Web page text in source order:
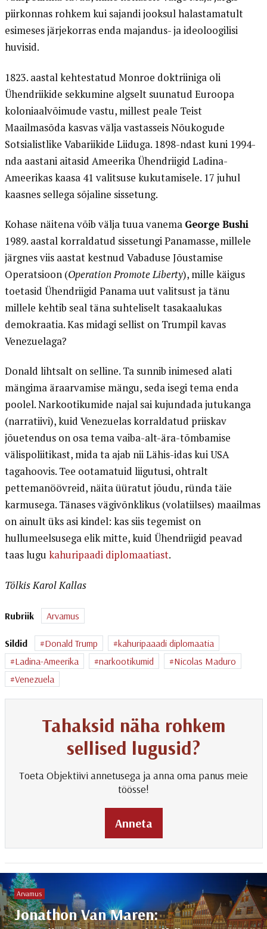
piirkonnas rohkem kui sajandi jooksul halastamatult
esimeses järjekorras enda majandus- ja ideoloogilisi
huvisid.
1823. aastal kehtestatud Monroe doktriiniga oli
Ühendriikide sekkumine algselt suunatud Euroopa
koloniaalvõimude vastu, millest peale Teist
Maailmasõda kasvas välja vastasseis Nõukogude
Sotsialistlike Vabariikide Liiduga. 1898-ndast kuni 1994-
nda aastani aitasid Ameerika Ühendriigid Ladina-
Ameerikas kaasa 41 valitsuse kukutamisele. 17 juhul
kaasnes sellega sõjaline sissetung.
Kohase näitena võib välja tuua vanema George Bushi
1989. aastal korraldatud sissetungi Panamasse, millele
järgnes viis aastat kestnud Vabaduse Jõustamise
Operatsioon (Operation Promote Liberty), mille käigus
toetasid Ühendriigid Panama uut valitsust ja tänu
millele kehtib seal täna suhteliselt tasakaalukas
demokraatia. Kas midagi sellist on Trumpil kavas
Venezuelaga?
Donald lihtsalt on selline. Ta sunnib inimesed alati
mängima äraarvamise mängu, seda isegi tema enda
poolel. Narkootikumide najal sai kujundada jutukanga
(narratiivi), kuid Venezuelas korraldatud priiskav
jõuetendus on osa tema vaiba-alt-ära-tõmbamise
välispoliitikast, mida ta ajab nii Lähis-idas kui USA
tagahoovis. Tee ootamatuid liigutusi, ohtralt
pettemanöövreid, näita üüratut jõudu, ründa täie
karmusega. Tänases vägivõnklikus (volatiilses) maailmas
on ainult üks asi kindel: kas siis tegemist on
hullumeelsusega elik mitte, kuid Ühendriigid peavad
taas lugu kahuripaadi diplomaatiast.
Tõlkis Karol Kallas
Rubriik Arvamus
Sildid Donald Trump
kahuripaaadi diplomaatia
Ladina-Ameerika
narkootikumid
Nicolas Maduro
Venezuela
Tahaksid näha rohkem
sellised lugusid?
Toeta Objektiivi annetusega ja anna oma panus meie
töösse!
Anneta
Arvamus
Jonathon Van Maren: